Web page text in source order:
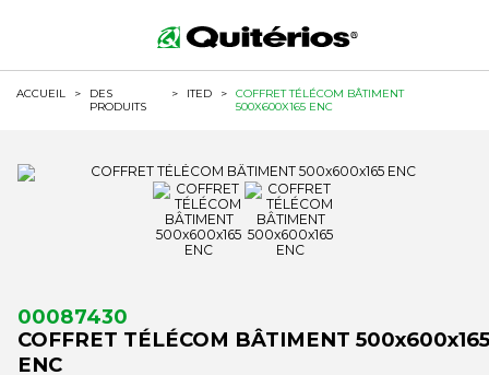
ACCUEIL >
DES
PRODUITS
> ITED >
COFFRET TÉLÉCOM BÂTIMENT
500X600X165 ENC
00087430
COFFRET TÉLÉCOM BÂTIMENT 500x600x165
ENC